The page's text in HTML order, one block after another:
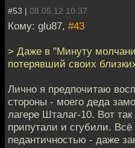
#53 | 08.05.12 10:37
Кому: glu87, #43
> Даже в "Минуту
потерявший своих
Лично я предпочитаю
стороны - моего деда
лагере Шталаг-10. Вот
припутали и сгубили.
педантичностью - даже